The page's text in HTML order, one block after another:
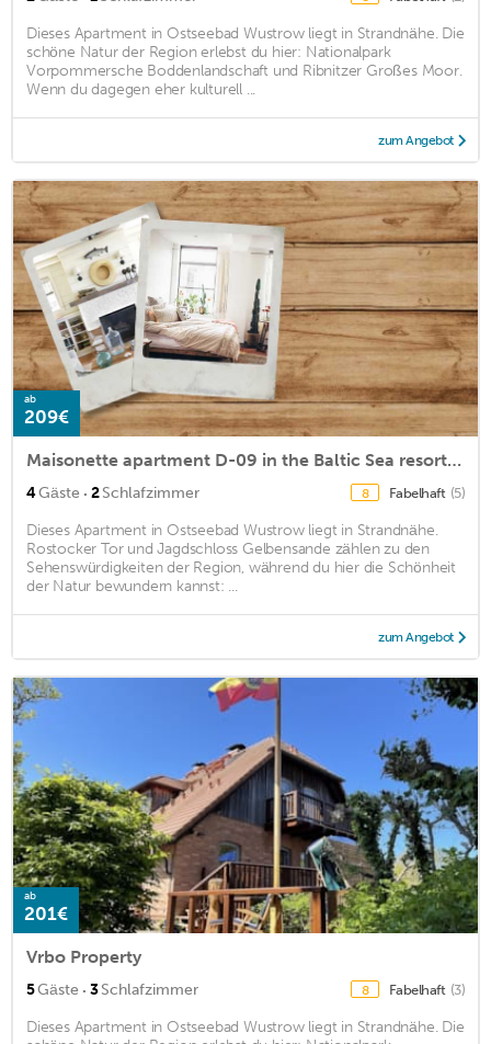
Dieses Apartment in Ostseebad Wustrow liegt in Strandnähe. Die
schöne Natur der Region erlebst du hier: Nationalpark
Vorpommersche Boddenlandschaft und Ribnitzer Großes Moor.
Wenn du dagegen eher kulturell ...
zum Angebot
ab
209€
Maisonette apartment D-09 in the Baltic Sea resort of Wustrow
4Gäste · 2Schlafzimmer 8 Fabelhaft (5)
Dieses Apartment in Ostseebad Wustrow liegt in Strandnähe.
Rostocker Tor und Jagdschloss Gelbensande zählen zu den
Sehenswürdigkeiten der Region, während du hier die Schönheit
der Natur bewundern kannst: ...
zum Angebot
ab
201€
Vrbo Property
5Gäste · 3Schlafzimmer 8 Fabelhaft (3)
Dieses Apartment in Ostseebad Wustrow liegt in Strandnähe. Die